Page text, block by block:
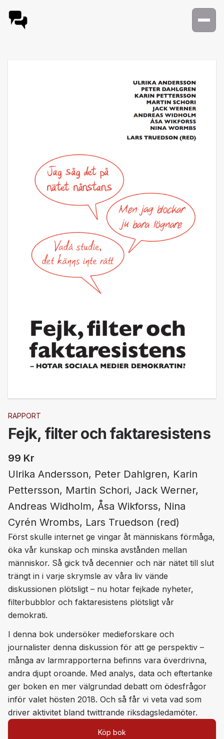
RAPPORT
Fejk, filter och faktaresistens
99 Kr
Ulrika Andersson, Peter Dahlgren, Karin
Pettersson, Martin Schori, Jack Werner,
Andreas Widholm, Åsa Wikforss, Nina
Cyrén Wrombs, Lars Truedson (red)
Först skulle internet ge vingar åt människans förmåga,
öka vår kunskap och minska avstånden mellan
människor. Så gick två decennier och när nätet till slut
trängt in i varje skrymsle av våra liv vände
diskussionen plötsligt – nu hotar fejkade nyheter,
filterbubblor och faktaresistens plötsligt vår
demokrati.
I denna bok undersöker medieforskare och
journalister denna diskussion för att ge perspektiv –
många av larmrapporterna befinns vara överdrivna,
andra djupt oroande. Med analys, data och eftertanke
ger boken en mer välgrundad debatt om ödesfrågor
inför valet hösten 2018. Och så får vi veta vad som
driver aktivitet bland twittrande riksdagsledamöter.
Köp bok